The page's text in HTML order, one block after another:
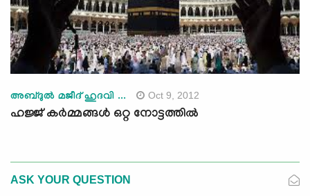
അബ്ദുല്‍ മജീദ് ഹുദവി ... Oct 9, 2012
ഹജ്ജ് കര്‍മ്മങ്ങള്‍ ഒറ്റ നോട്ടത്തില്‍
ASK YOUR QUESTION